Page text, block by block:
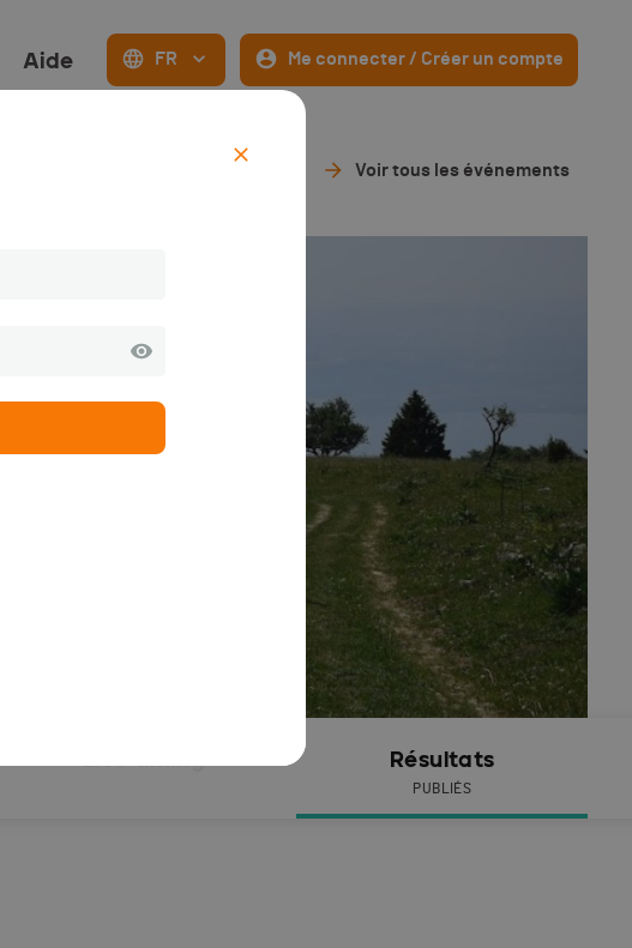
Aide FR Me connecter / Créer un compte
Voir tous les événements
Live timing Résultats
PUBLIÉS